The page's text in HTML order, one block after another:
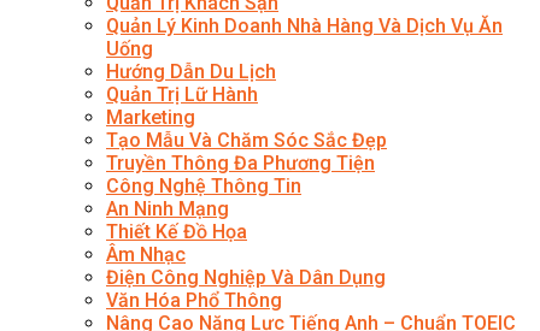
Quản Lý Kinh Doanh Nhà Hàng Và Dịch Vụ Ăn
Uống
Hướng Dẫn Du Lịch
Quản Trị Lữ Hành
Marketing
Tạo Mẫu Và Chăm Sóc Sắc Đẹp
Truyền Thông Đa Phương Tiện
Công Nghệ Thông Tin
An Ninh Mạng
Thiết Kế Đồ Họa
Âm Nhạc
Điện Công Nghiệp Và Dân Dụng
Văn Hóa Phổ Thông
Nâng Cao Năng Lực Tiếng Anh – Chuẩn TOEIC